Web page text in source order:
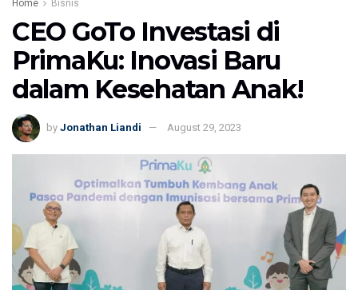
Home Bisnis
CEO GoTo Investasi di
PrimaKu: Inovasi Baru
dalam Kesehatan Anak!
by Jonathan Liandi August 29, 2023